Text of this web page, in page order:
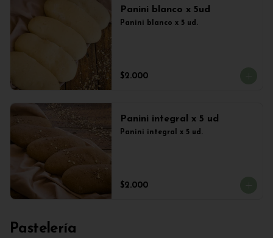
Panini blanco x 5ud
Panini blanco x 5 ud.
$2.000
Panini integral x 5 ud
Panini integral x 5 ud.
$2.000
Pastelería